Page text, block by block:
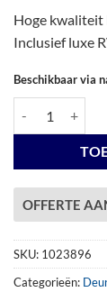
Hoge kwaliteit
Inclusief luxe
Beschikbaar via
OFFERTE
SKU: 1023896
Categorieën: